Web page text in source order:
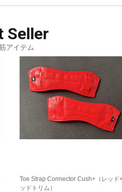
Seller
アイテム
Toe Strap Connector Cush+（レッド
ッドトリム）